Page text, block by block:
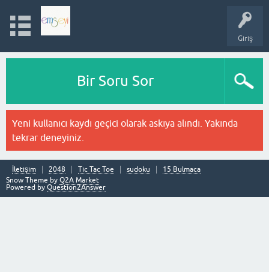
Giriş
Bir Soru Sor
Yeni kullanıcı kaydı geçici olarak askıya alındı. Yakında
tekrar deneyiniz.
İletişim 2048 Tic Tac Toe sudoku
15 Bulmaca
Snow Theme by Q2A Market
Powered by Question2Answer